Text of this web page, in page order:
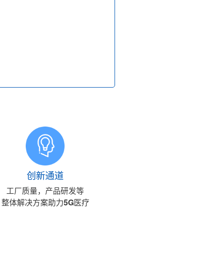
创新通道
工厂质量，产品研发等
整体解决方案助力5G医疗